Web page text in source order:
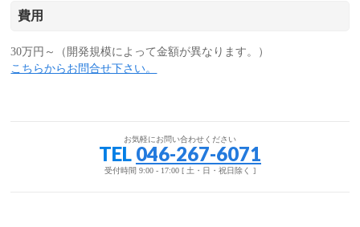
費用
30万円～（開発規模によって金額が異なります。）
こちらからお問合せ下さい。
お気軽にお問い合わせください
TEL 046-267-6071
受付時間 9:00 - 17:00 [ 土・日・祝日除く ]